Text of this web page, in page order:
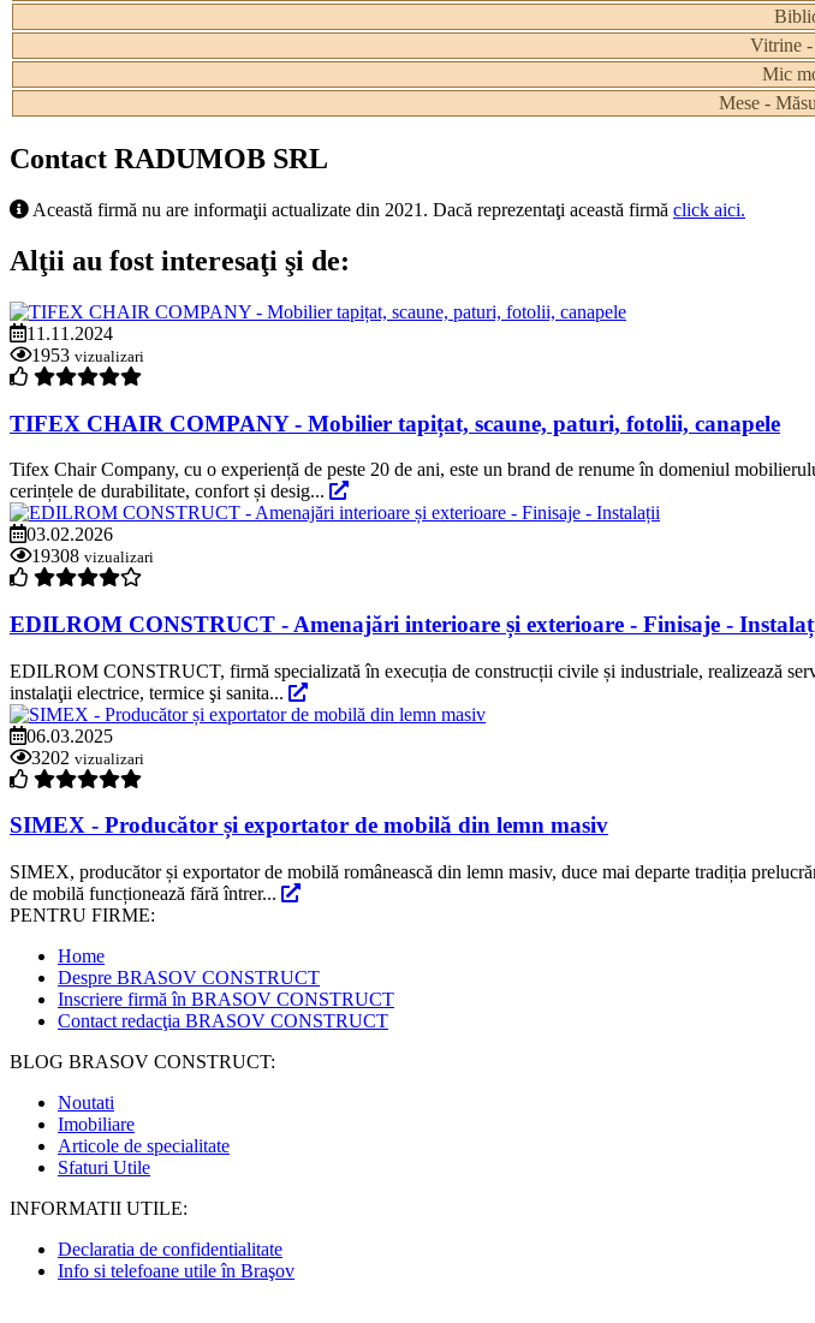
Vitrine -
Mic
Mese -
Contact RADUMOB SRL
Această firmă nu are informaţii actualizate din 2021. Dacă reprezentaţi această firmă click aici.
Alţii au fost interesaţi şi de:
11.11.2024
1953 vizualizari
TIFEX CHAIR COMPANY - Mobilier tapițat, scaune, paturi, fotolii, canapele
Tifex Chair Company, cu o experiență de peste 20 de ani, este un brand de renume în domeniul
cerințele de durabilitate, confort și desig...
03.02.2026
19308 vizualizari
EDILROM CONSTRUCT - Amenajări interioare și exterioare - Finisaje -
EDILROM CONSTRUCT, firmă specializată în execuția de construcții civile și industriale, realizează
instalaţii electrice, termice şi sanita...
06.03.2025
3202 vizualizari
SIMEX - Producător și exportator de mobilă din lemn masiv
SIMEX, producător și exportator de mobilă românească din lemn masiv, duce mai departe tradiția
de mobilă funcționează fără întrer...
PENTRU FIRME:
Home
Despre BRASOV CONSTRUCT
Inscriere firmă în BRASOV CONSTRUCT
Contact redacţia BRASOV CONSTRUCT
BLOG BRASOV CONSTRUCT:
Noutati
Imobiliare
Articole de specialitate
Sfaturi Utile
INFORMATII UTILE:
Declaratia de confidentialitate
Info si telefoane utile în Braşov